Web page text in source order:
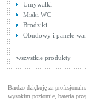
Umywalki
Miski WC
Brodziki
Obudowy i panele
wszystkie produkty
Bardzo dziękuję za
wysokim poziomie, bateria